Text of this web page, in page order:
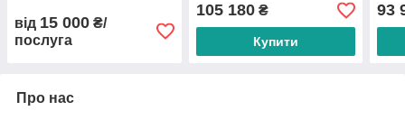
від 15 000 ₴/
послуга
105 180₴
Купити
93
Про нас